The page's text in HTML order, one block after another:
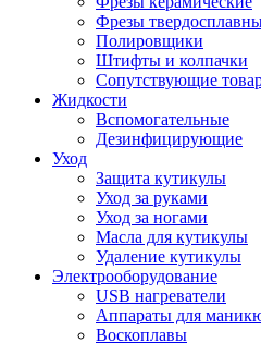
Фрезы
Полировщики
Штифты и колпачки
Сопутствующие
Жидкости
Вспомогательные
Дезинфицирующие
Уход
Защита кутикулы
Уход за руками
Уход за ногами
Масла для кутикулы
Удаление кутикулы
Электрооборудование
USB нагреватели
Аппараты для
Воскоплавы